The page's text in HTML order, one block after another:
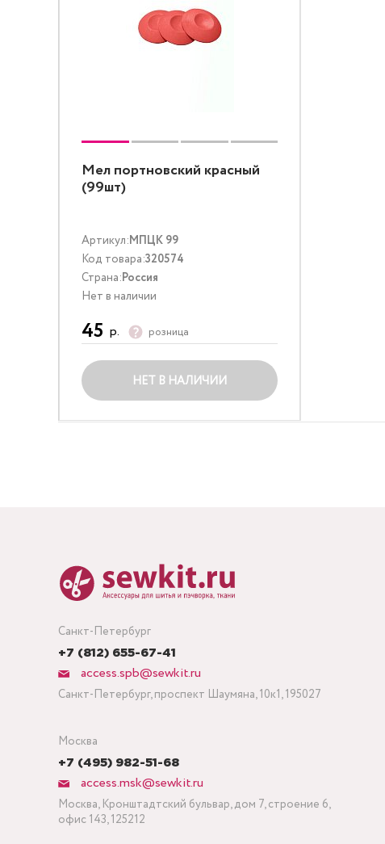
Мел портновский красный
(99шт)
Артикул:МПЦК 99
Код товара:320574
Страна:Россия
Нет в наличии
45 р. розница
НЕТ В НАЛИЧИИ
Санкт-Петербург
+7 (812) 655-67-41
access.spb@sewkit.ru
Санкт-Петербург, проспект Шаумяна, 10к1, 195027
Москва
+7 (495) 982-51-68
access.msk@sewkit.ru
Москва, Кронштадтский бульвар, дом 7, строение 6,
офис 143, 125212